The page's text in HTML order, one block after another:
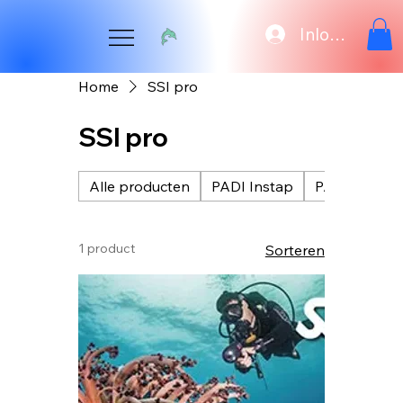
Inloggen
Home SSI pro
SSI pro
Alle producten PADI Instap PADI
1 product Sorteren